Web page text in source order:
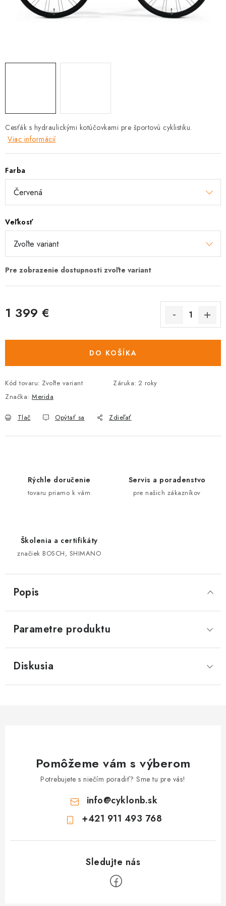
Návod SHIMANO
Návod BOSCH Návod PANASONIC
Cesťák s hydraulickými kotúčovkami pre športovú cyklistiku.
Viac informácií
Farba
Veľkosť
1 399 €
DO KOŠÍKA
Kód tovaru: Zvoľte variant Záruka: 2 roky
Značka: Merida
Tlač Opýtať sa Zdieľať
Rýchle doručenie
tovaru priamo k vám
Servis a poradenstvo
pre našich zákazníkov
Školenia a certifikáty
značiek BOSCH, SHIMANO
Popis
Parametre produktu
Diskusia
Pomôžeme vám s výberom
Potrebujete s niečím poradiť? Sme tu pre vás!
info@cyklonb.sk
+421 911 493 768